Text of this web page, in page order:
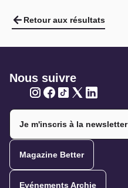
Retour aux résultats
Nous suivre
Je m'inscris à la newsletter
Magazine Better
Evénements Archie